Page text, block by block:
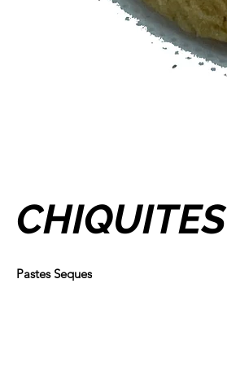
CHIQUITES
Pastes Seques